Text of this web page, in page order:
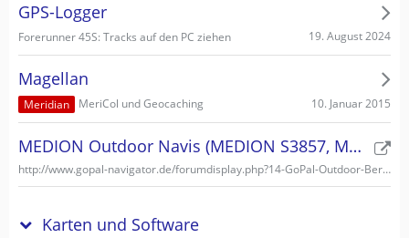
GPS-Logger
Forerunner 45S: Tracks auf den PC ziehen 19. August 2024
Magellan
Meridian MeriCol und Geocaching 10. Januar 2015
MEDION Outdoor Navis (MEDION S3857, MEDION S3747)
http://www.gopal-navigator.de/forumdisplay.php?14-GoPal-Outdoor-Bereich
Karten und Software